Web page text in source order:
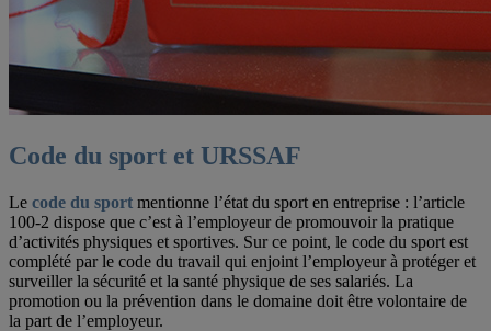
Code du sport et URSSAF
Le code du sport mentionne l’état du sport en entreprise : l’article
100-2 dispose que c’est à l’employeur de promouvoir la pratique
d’activités physiques et sportives. Sur ce point, le code du sport est
complété par le code du travail qui enjoint l’employeur à protéger et
surveiller la sécurité et la santé physique de ses salariés. La
promotion ou la prévention dans le domaine doit être volontaire de
la part de l’employeur.